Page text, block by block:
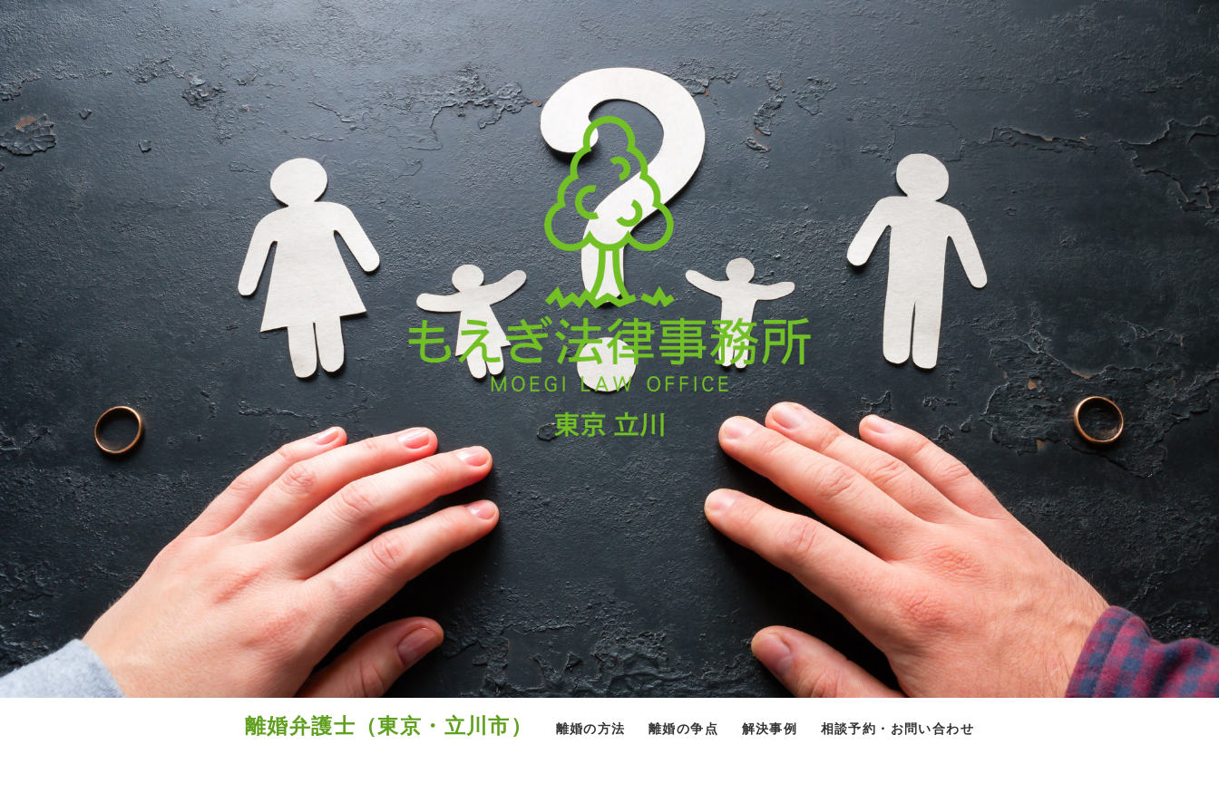
離婚弁護士（東京・立川市） 離婚の方法 離婚の争点 解決事例 相談予約・お問い合わせ